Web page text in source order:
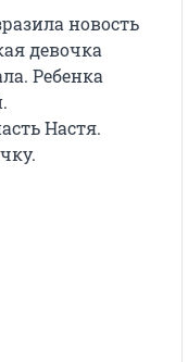
новость
девочка
Ребенка
Настя.